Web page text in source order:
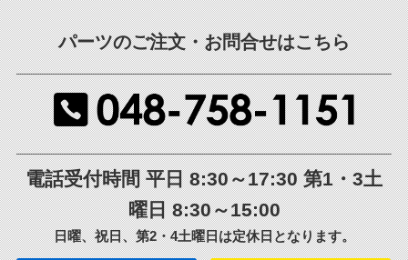
パーツのご注文・お問合せはこちら
電話受付時間 平日 8:30～17:30 第1・3土
曜日 8:30～15:00
日曜、祝日、第2・4土曜日は定休日となります。